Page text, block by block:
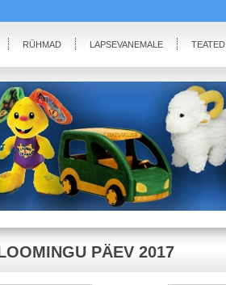
RÜHMAD LAPSEVANEMALE TEATED
PÄEV 2017